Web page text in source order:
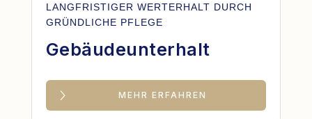
LANGFRISTIGER WERTERHALT DURCH
GRÜNDLICHE PFLEGE
Gebäudeunterhalt
MEHR ERFAHREN